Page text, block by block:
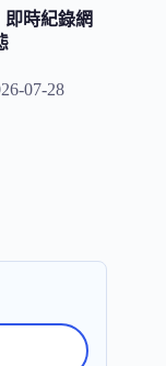
即時紀錄網
07-28